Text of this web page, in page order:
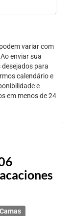
variar com
enviar sua
para
calendário e
e
em menos de 24